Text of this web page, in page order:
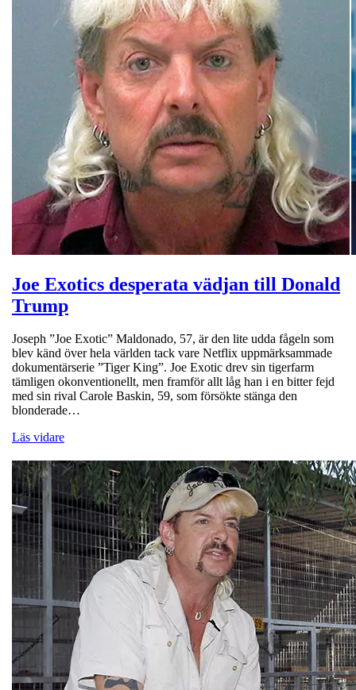
Joe Exotics desperata vädjan till Donald
Trump
Joseph ”Joe Exotic” Maldonado, 57, är den lite udda fågeln som
blev känd över hela världen tack vare Netflix uppmärksammade
dokumentärserie ”Tiger King”. Joe Exotic drev sin tigerfarm
tämligen okonventionellt, men framför allt låg han i en bitter fejd
med sin rival Carole Baskin, 59, som försökte stänga den
blonderade…
Läs vidare